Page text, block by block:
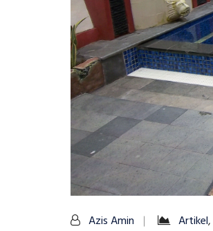
Azis Amin Artikel,